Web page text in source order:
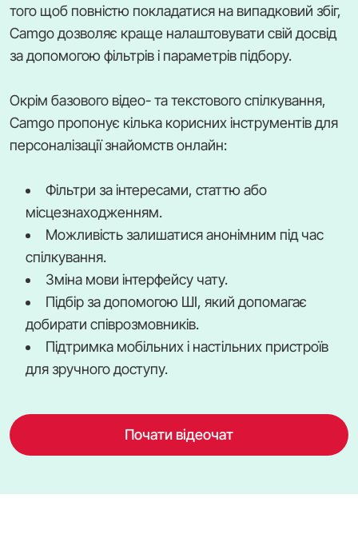
того щоб повністю покладатися на випадковий збіг,
Camgo дозволяє краще налаштовувати свій досвід
за допомогою фільтрів і параметрів підбору.
Окрім базового відео- та текстового спілкування,
Camgo пропонує кілька корисних інструментів для
персоналізації знайомств онлайн:
Фільтри за інтересами, статтю або
місцезнаходженням.
Можливість залишатися анонімним під час
спілкування.
Зміна мови інтерфейсу чату.
Підбір за допомогою ШІ, який допомагає
добирати співрозмовників.
Підтримка мобільних і настільних пристроїв
для зручного доступу.
Почати відеочат